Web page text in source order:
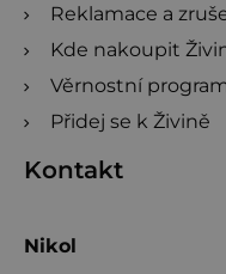
Reklamace a
Kde nakoupit
Věrnostní
Přidej se k Živině
Kontakt
Nikol